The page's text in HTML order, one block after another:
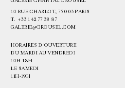
10 RUE CHARLOT, 75003 PARIS
T. +33 1 42 77 38 87
GALERIE@CROUSEL.COM
HORAIRES D'OUVERTURE
DU MARDI AU VENDREDI
10H-18H
LE SAMEDI
11H-19H